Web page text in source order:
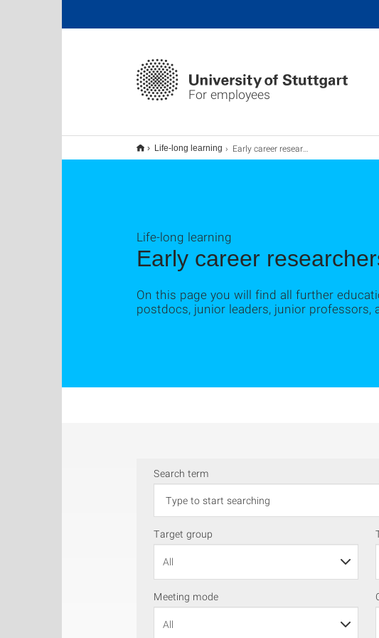
For employees
Life-long learning Early career researchers
Early career
Life-long learning
On this page you will find all further
postdocs, junior leaders, junior professors,
Search term
Target group
Meeting mode